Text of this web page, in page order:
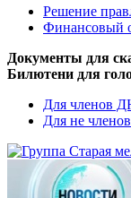
Решение
Финансовый
Документы для
Билютени для
Для членов
Для не